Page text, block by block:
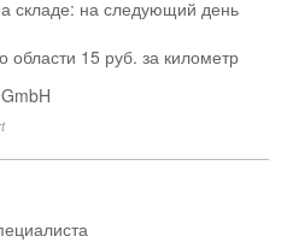
складе: на следующий день
области 15 руб. за километр